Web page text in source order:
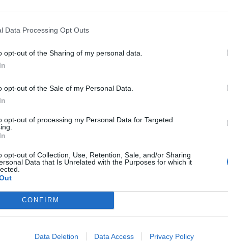
Data Processing Opt Outs
opt-out of the Sharing of my personal data.
opt-out of the Sale of my Personal Data.
opt-out of processing my Personal Data for Targeted
opt-out of Collection, Use, Retention, Sale, and/or Sharing
Data that Is Unrelated with the Purposes for which it
CONFIRM
Data Deletion Data Access Privacy Policy
pubblici per un totale di 378.292 euro (2021–2024).
imprese
MedioCredito Centrale S.p.A.
ai sensi della
171 final) SA
agenzia delle entrate 7.595
a seguito
di COVID-
agenzia delle entrate 1.959
di nuovi
parte delle
Ministero delle Imprese e del Made
politiche per
SA.56966,
Banca del Mezzogiorno